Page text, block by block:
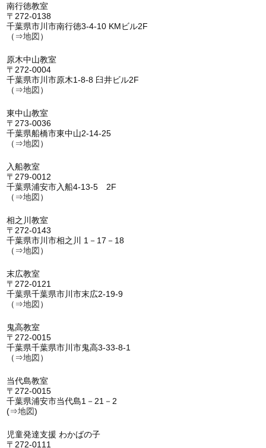
南行徳教室
〒272-0138
千葉県市川市南行徳3-4-10 KMビル2F
（⇒地図 ）
原木中山教室
〒272-0004
千葉県市川市原木1-8-8 臼井ビル2F
（⇒地図 ）
東中山教室
〒273-0036
千葉県船橋市東中山2-14-25
（⇒地図 ）
入船教室
〒279-0012
千葉県浦安市入船4-13-5 2F
（⇒地図 ）
相之川教室
〒272-0143
千葉県市川市相之川 1－17－18
（⇒地図 ）
末広教室
〒272-0121
千葉県千葉県市川市末広2-19-9
（⇒地図 ）
鬼高教室
〒272-0015
千葉県千葉県市川市鬼高3-33-8-1
（⇒地図 ）
当代島教室
〒272-0015
千葉県浦安市当代島1－21－2
(⇒地図)
児童発達支援 わかばの子
〒272-0111